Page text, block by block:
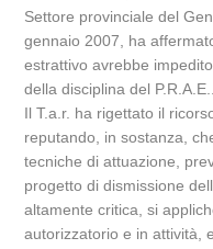
Settore provinciale del
gennaio 2007, ha
estrattivo avrebbe
della disciplina del P.R.A.E..
Il T.a.r. ha rigettato il
reputando, in sostanza,
tecniche di attuazione,
progetto di dismissione
altamente critica, si
autorizzatorio e in attività,